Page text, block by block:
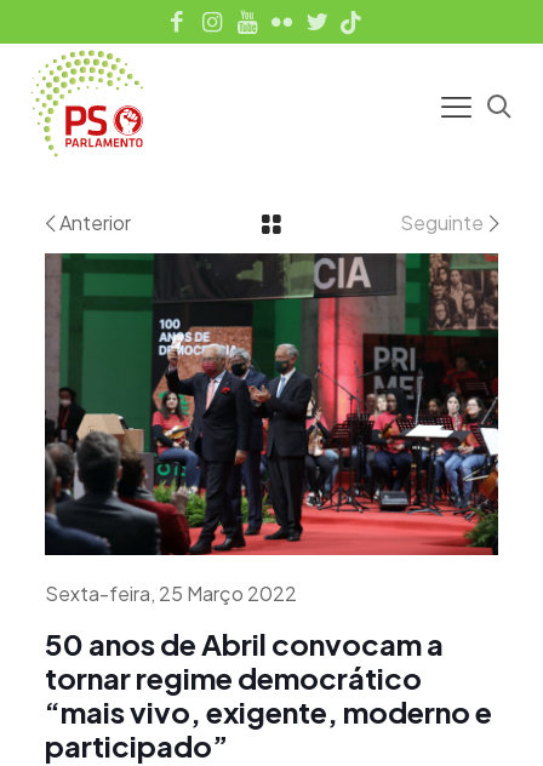
Anterior Seguinte
Sexta-feira, 25 Março 2022
50 anos de Abril convocam a
tornar regime democrático
“mais vivo, exigente, moderno e
participado”